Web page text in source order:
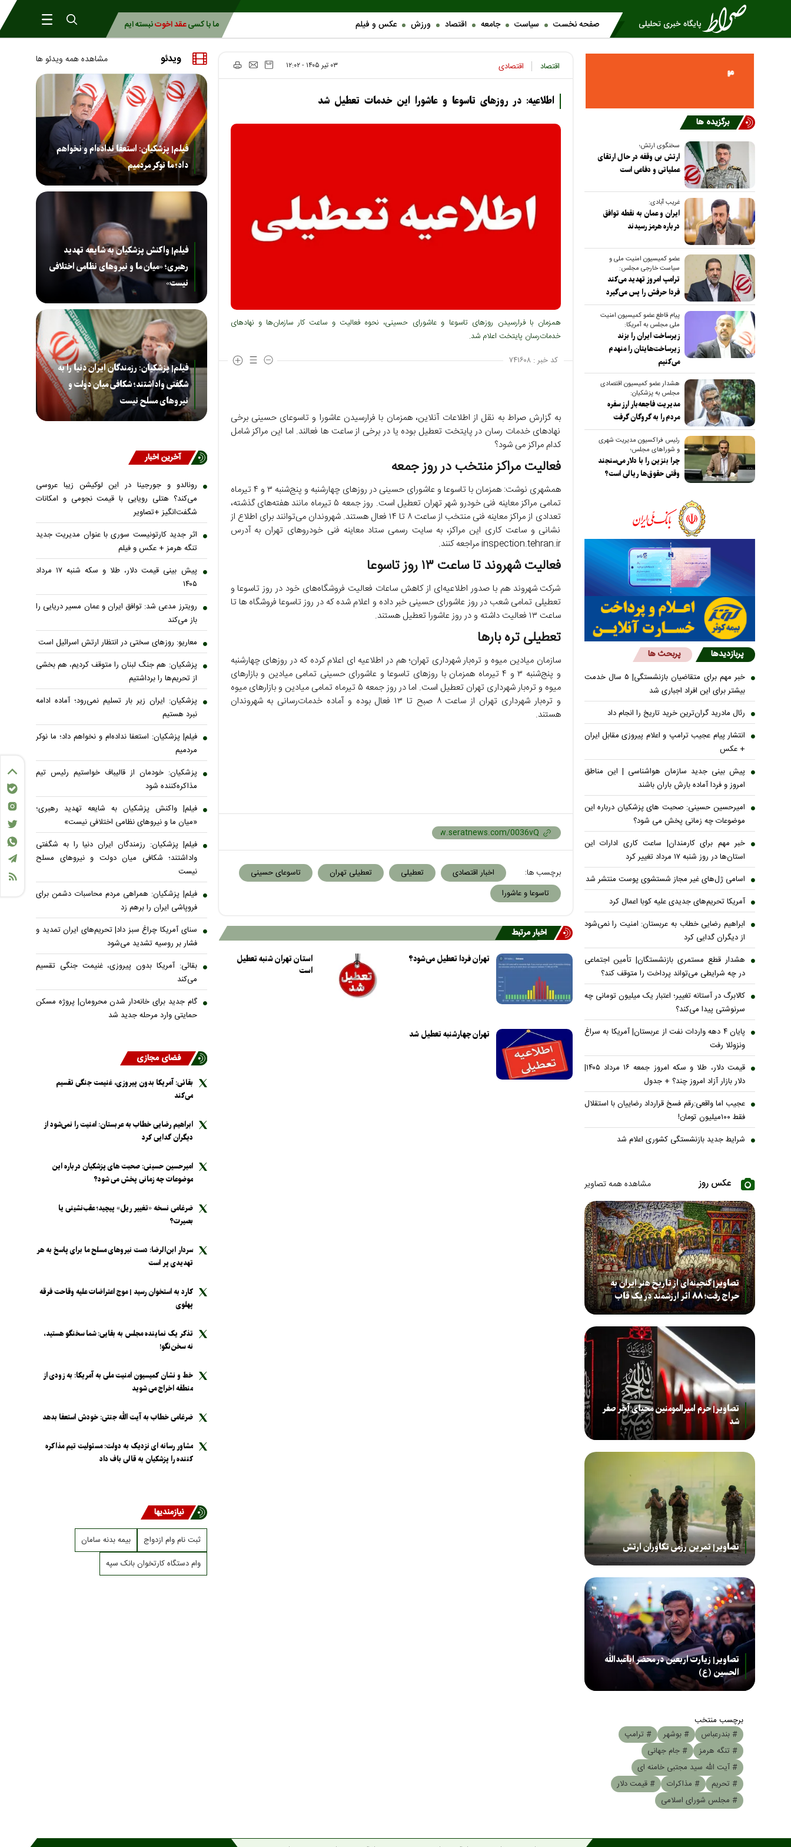
صفحه نخست سیاست جامعه اقتصاد ورزش عکس و فیلم ما با کسیعقد اخوتنبسته ایم
اقتصاد اقتصادی ۰۳ تير ۱۴۰۵ - ۱۲:۰۲
اطلاعیه: در روزهای تاسوعا و عاشورا این خدمات تعطیل شد
همزمان با فرارسیدن روزهای تاسوعا و عاشورای حسینی، نحوه فعالیت و ساعت کار سازمان‌ها و نهادهای
خدمات‌رسان پایتخت اعلام شد.
کد خبر :۷۴۱۶۰۸
به گزارش صراط به نقل از اطلاعات آنلاین، همزمان با فرارسیدن عاشورا و تاسوعای حسینی برخی
نهادهای خدمات رسان در پایتخت تعطیل بوده یا در برخی از ساعت ها فعالند. اما این مراکز شامل
کدام مراکز می شود؟
فعالیت مراکز منتخب در روز جمعه
همشهری نوشت: همزمان با تاسوعا و عاشورای حسینی در روزهای چهارشنبه و پنج‌شنبه ۳ و ۴ تیرماه
تمامی مراکز معاینه فنی خودرو شهر تهران تعطیل است. روز جمعه ۵ تیرماه مانند هفته‌های گذشته،
تعدادی از مراکز معاینه فنی منتخب از ساعت ۸ تا ۱۴ فعال هستند. شهروندان می‌توانند برای اطلاع از
نشانی و ساعت کاری این مراکز، به سایت رسمی ستاد معاینه فنی خودروهای تهران به آدرس
inspection.tehran.ir مراجعه کنند.
فعالیت شهروند تا ساعت ۱۳ روز تاسوعا
شرکت شهروند هم با صدور اطلاعیه‌ای از کاهش ساعات فعالیت فروشگاه‌های خود در روز تاسوعا و
تعطیلی تمامی شعب در روز عاشورای حسینی خبر داده و اعلام شده که در روز تاسوعا فروشگاه ها تا
ساعت ۱۳ فعالیت داشته و در روز عاشورا تعطیل هستند.
تعطیلی تره بارها
سازمان میادین میوه و تره‌بار شهرداری تهران؛ هم در اطلاعیه ای اعلام کرده که در روزهای چهارشنبه
و پنج‌شنبه ۳ و ۴ تیرماه همزمان با روزهای تاسوعا و عاشورای حسینی تمامی میادین و بازارهای
میوه و تره‌بار شهرداری تهران تعطیل است. اما در روز جمعه ۵ تیرماه تمامی میادین و بازارهای میوه
و تره‌بار شهرداری تهران از ساعت ۸ صبح تا ۱۳ فعال بوده و آماده خدمات‌رسانی به شهروندان
هستند.
برچسب ها: اخبار اقتصادی تعطیلی تعطیلی تهران
تاسوعای حسینی
تاسوعا و عاشورا
اخبار مرتبط
تهران فردا تعطیل می‌شود؟
استان تهران شنبه تعطیل
است
تهران چهارشنبه تعطیل شد
برگزیده ها
سخنگوی ارتش؛
ارتش بی وقفه در حال ارتقای
عملیاتی و دفاعی است
غریب آبادی:
ایران و عمان به نقطه توافق
درباره هرمز رسیدند
عضو کمیسیون امنیت ملی و
سیاست خارجی مجلس:
ترامپ امروز تهدید می‌کند
فردا حرفش را پس می‌گیرد
پیام قاطع عضو کمیسیون امنیت
ملی مجلس به آمریکا:
زیرساخت ایران را بزند
زیرساخت‌هایتان را منهدم
می‌کنیم
هشدار عضو کمیسیون اقتصادی
مجلس به پزشکیان:
مدیریت فاجعه‌بار ارز سفره
مردم را به گروگان گرفت
رئیس فراکسیون مدیریت شهری
و شوراهای مجلس؛
چرا بنزین را با دلار می‌سنجند
وقتی حقوق‌ها ریالی است؟
پربازدیدها پربحث ها
خبر مهم برای متقاضیان بازنشستگی| ۵ سال خدمت
بیشتر برای این افراد اجباری شد
رئال مادرید گران‌ترین خرید تاریخ را انجام داد
انتشار پیام عجیب ترامپ و اعلام پیروزی مقابل ایران
+ عکس
پیش بینی جدید سازمان هواشناسی | این مناطق
امروز و فردا آماده بارش باران باشند
امیرحسین حسینی: صحبت های پزشکیان درباره این
موضوعات چه زمانی پخش می شود؟
خبر مهم برای کارمندان| ساعت کاری ادارات این
استان‌ها در روز شنبه ۱۷ مرداد تغییر کرد
اسامی ژل‌های غیر مجاز شستشوی پوست منتشر شد
آمریکا تحریم‌های جدیدی علیه کوبا اعمال کرد
ابراهیم رضایی خطاب به عربستان: امنیت را نمی‌شود
از دیگران گدایی کرد
هشدار قطع مستمری بازنشستگان| تأمین اجتماعی
در چه شرایطی می‌تواند پرداخت را متوقف کند؟
کالابرگ در آستانه تغییر؛ اعتبار یک میلیون تومانی چه
سرنوشتی پیدا می‌کند؟
پایان ۴ دهه واردات نفت از عربستان| آمریکا به سراغ
ونزوئلا رفت
قیمت دلار، طلا و سکه امروز جمعه ۱۶ مرداد ۱۴۰۵|
دلار بازار آزاد امروز چند؟ + جدول
عجیب اما واقعی:رقم فسخ قرارداد رضاییان با استقلال
فقط ۱۰۰میلیون تومان!
شرایط جدید بازنشستگی کشوری اعلام شد
عکس روز مشاهده همه تصاویر
تصاویر| گنجینه‌ای از تاریخ هنر ایران به
حراج رفت؛ ۸۸ اثر ارزشمند در یک قاب
تصاویر| حرم امیرالمومنین محیای آخر صفر
شد
تصاویر| تمرین رزمی تکاوران ارتش
تصاویر| زیارت اربعین در محضر اباعبدالله
الحسین (ع)
برچسب منتخب
# بندرعباس
# بوشهر
# ترامپ
# تنگه هرمز
# جام جهانی
# آیت الله سید مجتبی خامنه ای
# تحریم
# مذاکرات
# قیمت دلار
# مجلس شورای اسلامی
ویدئو مشاهده همه ویدئو ها
فیلم| پزشکیان: استعفا نداده‌ام و نخواهم
داد؛ ما نوکر مردمیم
فیلم| واکنش پزشکیان به شایعه تهدید
رهبری؛ «میان ما و نیروهای نظامی اختلافی
نیست»
فیلم| پزشکیان: رزمندگان ایران دنیا را به
شگفتی واداشتند؛ شکافی میان دولت و
نیروهای مسلح نیست
آخرین اخبار
رونالدو و جورجینا در این لوکیشن زیبا عروسی
می‌کند؟ هتلی رویایی با قیمت نجومی و امکانات
شگفت‌انگیز +تصاویر
اثر جدید کارتونیست سوری با عنوان مدیریت جدید
تنگه هرمز + عکس و فیلم
پیش بینی قیمت دلار، طلا و سکه شنبه ۱۷ مرداد
۱۴۰۵
رویترز مدعی شد: توافق ایران و عمان مسیر دریایی را
باز می‌کند
معاریو: روزهای سختی در انتظار ارتش اسرائیل است
پزشکیان: هم جنگ لبنان را متوقف کردیم، هم بخشی
از تحریم‌ها را برداشتیم
پزشکیان: ایران زیر بار تسلیم نمی‌رود؛ آماده ادامه
نبرد هستیم
فیلم| پزشکیان: استعفا نداده‌ام و نخواهم داد؛ ما نوکر
مردمیم
پزشکیان: خودمان از قالیباف خواستیم رئیس تیم
مذاکره‌کننده شود
فیلم| واکنش پزشکیان به شایعه تهدید رهبری؛
«میان ما و نیروهای نظامی اختلافی نیست»
فیلم| پزشکیان: رزمندگان ایران دنیا را به شگفتی
واداشتند؛ شکافی میان دولت و نیروهای مسلح
نیست
فیلم| پزشکیان: همراهی مردم محاسبات دشمن برای
فروپاشی ایران را برهم زد
سنای آمریکا چراغ سبز داد| تحریم‌های ایران تمدید و
فشار بر روسیه تشدید می‌شود
بقائی: آمریکا بدون پیروزی، غنیمت جنگی تقسیم
می‌کند
گام جدید برای خانه‌دار شدن محرومان| پروژه مسکن
حمایتی وارد مرحله جدید شد
فضای مجازی
بقائی: آمریکا بدون پیروزی، غنیمت جنگی تقسیم
می‌کند
ابراهیم رضایی خطاب به عربستان: امنیت را نمی‌شود از
دیگران گدایی کرد
امیرحسین حسینی: صحبت های پزشکیان درباره این
موضوعات چه زمانی پخش می شود؟
ضرغامی نسخه «تغییر ریل» پیچید؛ عقب‌نشینی یا
بصیرت؟
سردار ابن‌الرضا: دست نیرو‌های مسلح ما برای پاسخ به هر
تهدیدی پر است
کارد به استخوان رسید | موج اعتراضات علیه وقاحت فرقه
پهلوی
تذکر یک نماینده مجلس به بقایی: شما سخنگو هستید،
نه سخن‌نگو!
خط و نشان کمیسیون امنیت ملی به آمریکا: به زودی از
منطقه اخراج می شوید
ضرغامی خطاب به آیت الله جنتی: خودش استعفا بدهد
مشاور رسانه ای نزدیک به دولت: مسئولیت تیم مذاکره
کننده را پزشکیان به قالی باف داد
نیازمندیها
ثبت نام وام ازدواج
بیمه بدنه سامان
وام دستگاه کارتخوان بانک سپه